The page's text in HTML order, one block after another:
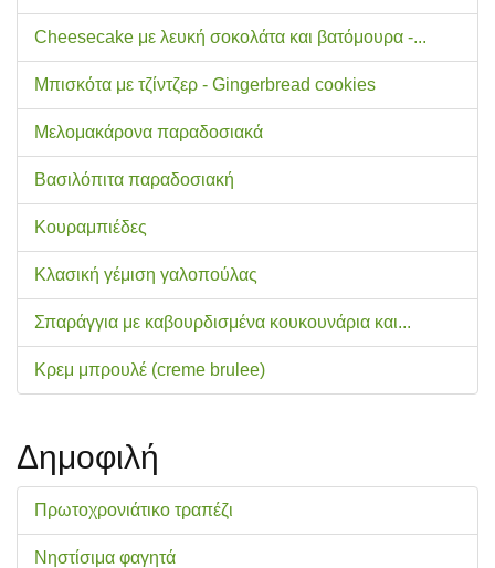
Cheesecake με λευκή σοκολάτα και βατόμουρα -...
Μπισκότα με τζίντζερ - Gingerbread cookies
Μελομακάρονα παραδοσιακά
Βασιλόπιτα παραδοσιακή
Κουραμπιέδες
Κλασική γέμιση γαλοπούλας
Σπαράγγια με καβουρδισμένα κουκουνάρια και...
Κρεμ μπρουλέ (creme brulee)
Δημοφιλή
Πρωτοχρονιάτικο τραπέζι
Νηστίσιμα φαγητά